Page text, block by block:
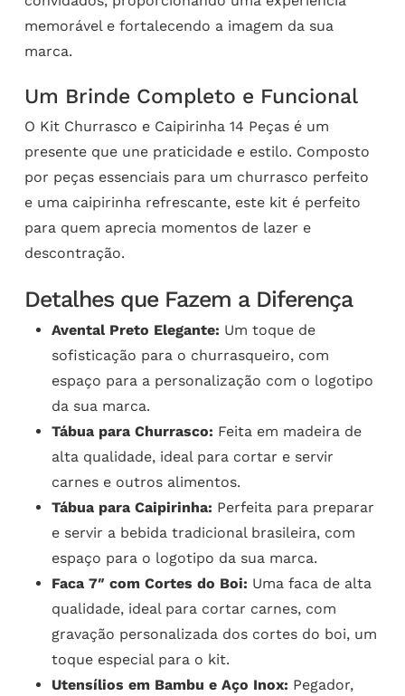
memorável e fortalecendo a imagem da sua
marca.
Um Brinde Completo e Funcional
O Kit Churrasco e Caipirinha 14 Peças é um
presente que une praticidade e estilo. Composto
por peças essenciais para um churrasco perfeito
e uma caipirinha refrescante, este kit é perfeito
para quem aprecia momentos de lazer e
descontração.
Detalhes que Fazem a Diferença
Avental Preto Elegante: Um toque de
sofisticação para o churrasqueiro, com
espaço para a personalização com o logotipo
da sua marca.
Tábua para Churrasco: Feita em madeira de
alta qualidade, ideal para cortar e servir
carnes e outros alimentos.
Tábua para Caipirinha: Perfeita para preparar
e servir a bebida tradicional brasileira, com
espaço para o logotipo da sua marca.
Faca 7″ com Cortes do Boi: Uma faca de alta
qualidade, ideal para cortar carnes, com
gravação personalizada dos cortes do boi, um
toque especial para o kit.
Utensílios em Bambu e Aço Inox: Pegador,